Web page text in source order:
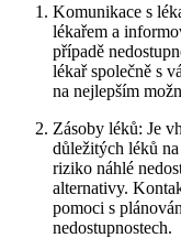
Komunikace s
lékařem a
případě
lékař společně s
na nejlepším
Zásoby léků: Je
důležitých léků
riziko náhlé
alternativy.
pomoci s
nedostupnostech.